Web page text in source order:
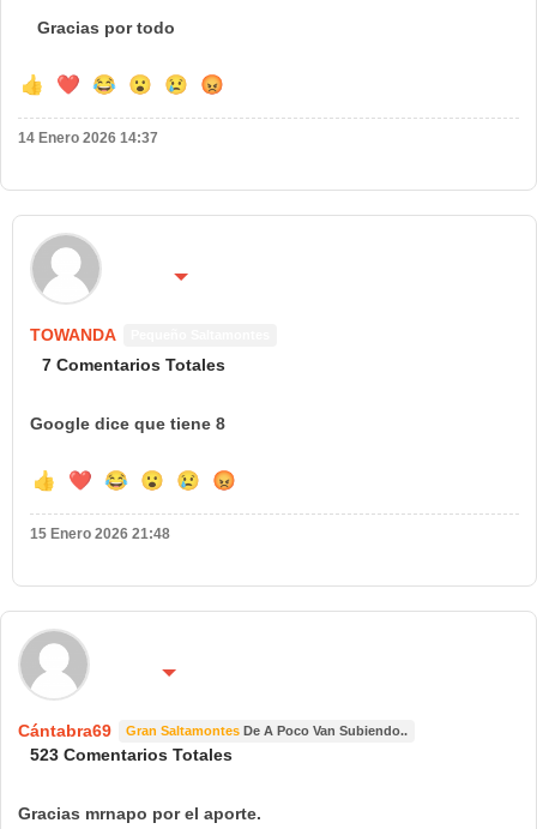
Gracias por todo
👍 ❤️ 😂 😮 😢 😡
14 Enero 2026 14:37
TOWANDA
7 Comentarios Totales
Google dice que tiene 8
👍 ❤️ 😂 😮 😢 😡
15 Enero 2026 21:48
Cántabra69 Gran Saltamontes De A Poco Van Subiendo..
523 Comentarios Totales
Gracias mrnapo por el aporte.